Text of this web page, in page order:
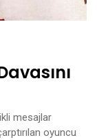
mesajlar
oyuncu